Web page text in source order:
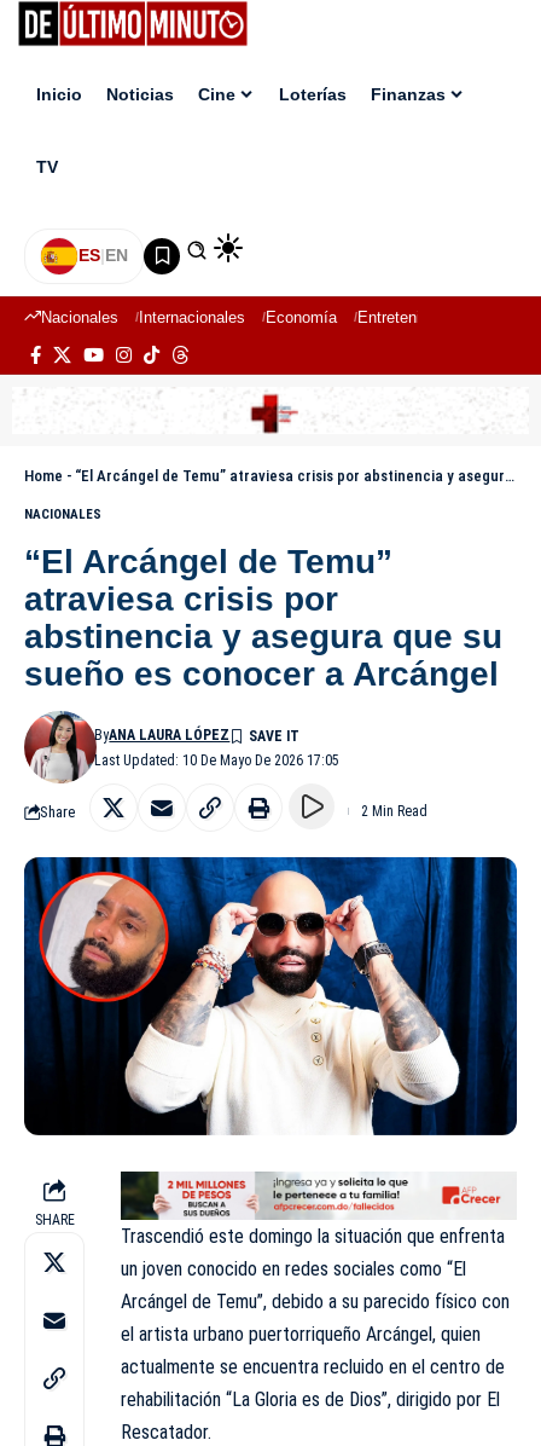
Inicio Noticias Cine Loterías Finanzas
TV
ES|EN
Nacionales Internacionales Economía Entretenimiento
Home - “El Arcángel de Temu” atraviesa crisis por abstinencia y asegura que su sueño es conocer a Arcángel
NACIONALES
“El Arcángel de Temu”
atraviesa crisis por
abstinencia y asegura que su
sueño es conocer a Arcángel
Last Updated: 10 De Mayo De 2026 17:05
ByANA LAURA LÓPEZ
Share 2 Min Read
SHARE
Trascendió este domingo la situación que enfrenta
un joven conocido en redes sociales como “El
Arcángel de Temu”, debido a su parecido físico con
el artista urbano puertorriqueño Arcángel, quien
actualmente se encuentra recluido en el centro de
rehabilitación “La Gloria es de Dios”, dirigido por El
Rescatador.